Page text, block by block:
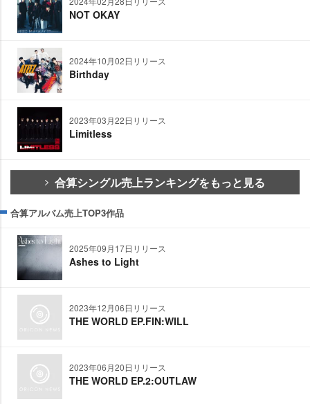
NOT OKAY
2024年10月02日リリース
Birthday
2023年03月22日リリース
Limitless
合算シングル売上ランキングをもっと見る
合算アルバム売上TOP3作品
2025年09月17日リリース
Ashes to Light
2023年12月06日リリース
THE WORLD EP.FIN:WILL
2023年06月20日リリース
THE WORLD EP.2:OUTLAW